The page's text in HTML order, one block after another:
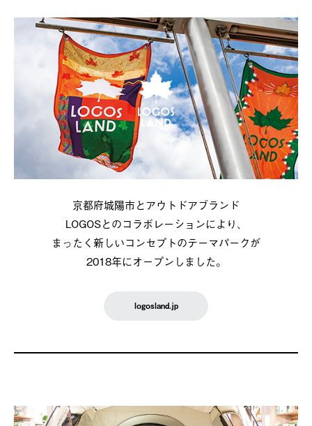
京都府城陽市とアウトドアブランド
LOGOSとのコラボレーションにより、
まったく新しいコンセプトのテーマパークが
2018年にオープンしました。
logosland.jp